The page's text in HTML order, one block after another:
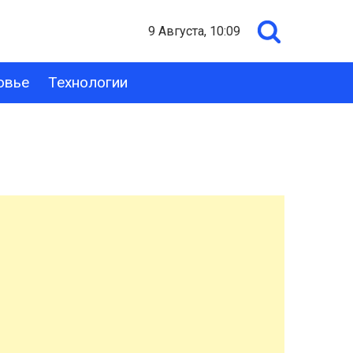
9 Августа, 10:09
Технологии